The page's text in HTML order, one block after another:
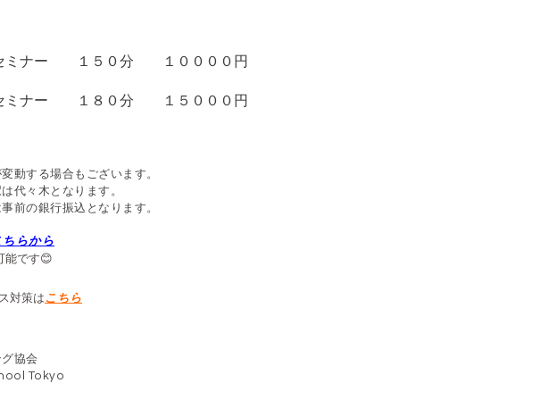
セミナー １５０分 １００００円
セミナー １８０分 １５０００円
動する場合もございます。
代々木となります。
前の銀行振込となります。
ちらから
能です😊
対策はこちら
協会
Tokyo